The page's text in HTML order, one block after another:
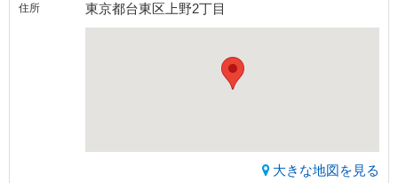
住所 東京都台東区上野2丁目
大きな地図を見る